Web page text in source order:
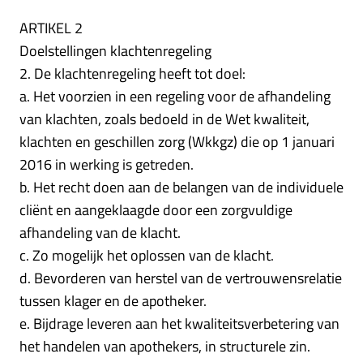
ARTIKEL 2
Doelstellingen klachtenregeling
2. De klachtenregeling heeft tot doel:
a. Het voorzien in een regeling voor de afhandeling
van klachten, zoals bedoeld in de Wet kwaliteit,
klachten en geschillen zorg (Wkkgz) die op 1 januari
2016 in werking is getreden.
b. Het recht doen aan de belangen van de individuele
cliënt en aangeklaagde door een zorgvuldige
afhandeling van de klacht.
c. Zo mogelijk het oplossen van de klacht.
d. Bevorderen van herstel van de vertrouwensrelatie
tussen klager en de apotheker.
e. Bijdrage leveren aan het kwaliteitsverbetering van
het handelen van apothekers, in structurele zin.